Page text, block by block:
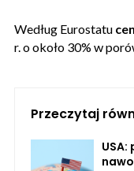
Według Eurostatu
r. o około 30% w
Przeczytaj